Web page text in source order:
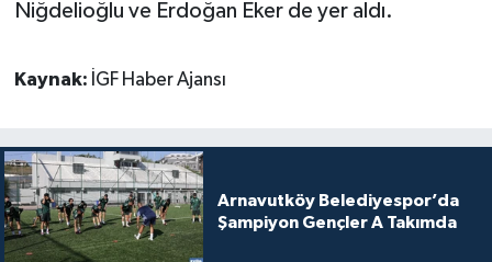
Niğdelioğlu ve Erdoğan Eker de yer aldı.
Kaynak: İGF Haber Ajansı
Arnavutköy Belediyespor’da
Şampiyon Gençler A Takımda